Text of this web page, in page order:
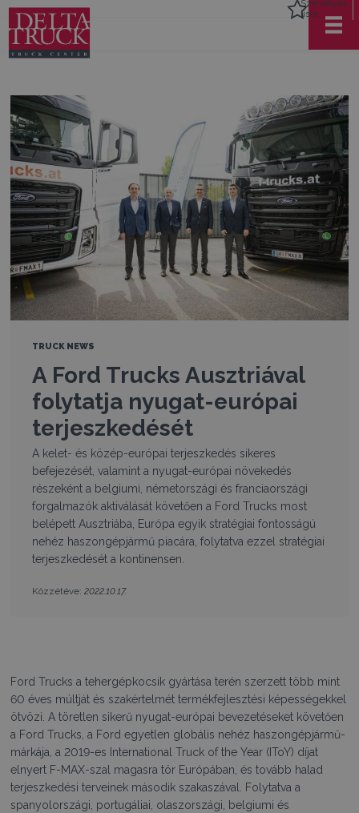
Személyes
lista
TRUCK NEWS
A Ford Trucks Ausztriával
folytatja nyugat-európai
terjeszkedését
A kelet- és közép-európai terjeszkedés sikeres
befejezését, valamint a nyugat-európai növekedés
részeként a belgiumi, németországi és franciaországi
forgalmazók aktiválását követően a Ford Trucks most
belépett Ausztriába, Európa egyik stratégiai fontosságú
nehéz haszongépjármű piacára, folytatva ezzel stratégiai
terjeszkedését a kontinensen.
Közzétéve: 2022.10.17.
Ford Trucks a tehergépkocsik gyártása terén szerzett több mint
60 éves múltját és szakértelmét termékfejlesztési képességekkel
ötvözi. A töretlen sikerű nyugat-európai bevezetéseket követően
a Ford Trucks, a Ford egyetlen globális nehéz haszongépjármű-
márkája, a 2019-es International Truck of the Year (IToY) díjat
elnyert F-MAX-szal magasra tör Európában, és tovább halad
terjeszkedési terveinek második szakaszával. Folytatva a
spanyolországi, portugáliai, olaszországi, belgiumi és